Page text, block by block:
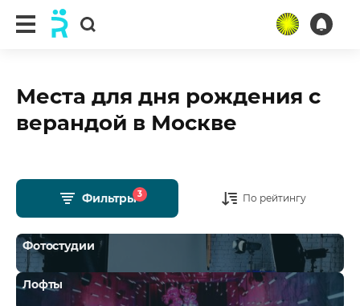
Места для дня рождения с
верандой в Москве
Фильтры3 По рейтингу
Фотостудии
Лофты